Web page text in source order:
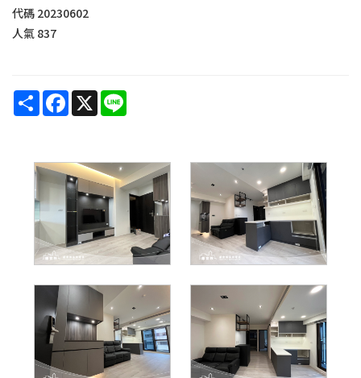
代碼 20230602
人氣 837
ShareFacebook
X